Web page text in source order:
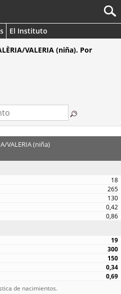
El Instituto
VALERIA (niña). Por
VALERIA (niña)
18
265
130
0,42
0,86
19
300
150
0,34
0,69
de nacimientos.